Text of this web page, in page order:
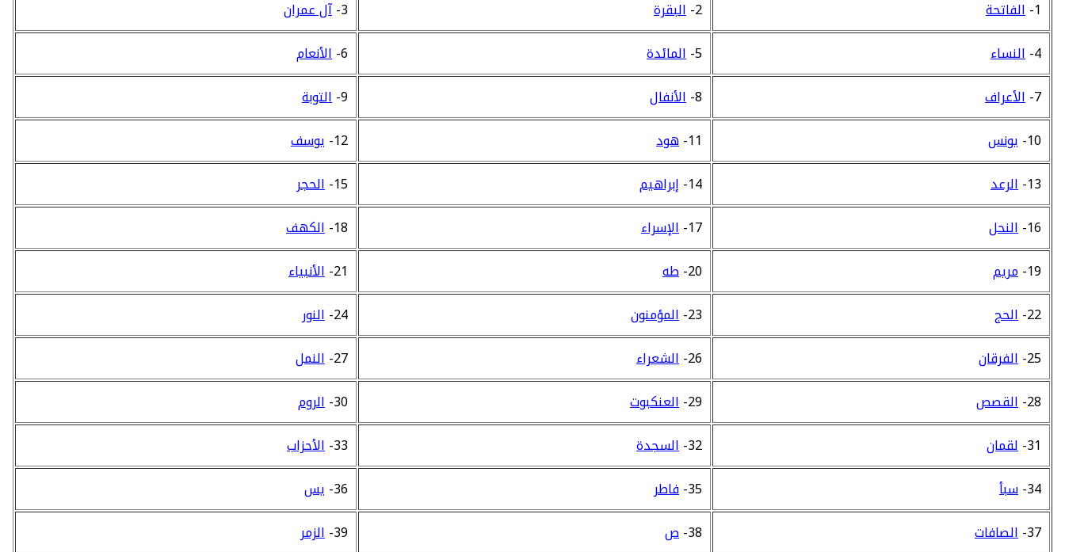
1- الفاتحة 2- البقرة 3- آل عمران
4- النساء 5- المائدة 6- الأنعام
7- الأعراف 8- الأنفال 9- التوبة
10- يونس 11- هود 12- يوسف
13- الرعد 14- إبراهيم 15- الحجر
16- النحل 17- الإسراء 18- الكهف
19- مريم 20- طه 21- الأنبياء
22- الحج 23- المؤمنون 24- النور
25- الفرقان 26- الشعراء 27- النمل
28- القصص 29- العنكبوت 30- الروم
31- لقمان 32- السجدة 33- الأحزاب
34- سبأ 35- فاطر 36- يس
37- الصافات 38- ص 39- الزمر